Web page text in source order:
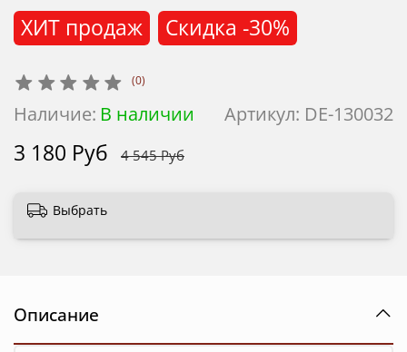
(0)
Артикул: DE-130032
Наличие: В наличии
ХИТ продаж Скидка -30%
3 180 Руб 4 545 Руб
Выбрать
Описание